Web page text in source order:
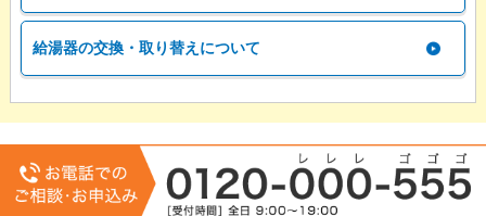
給湯器の交換・取り替えについて